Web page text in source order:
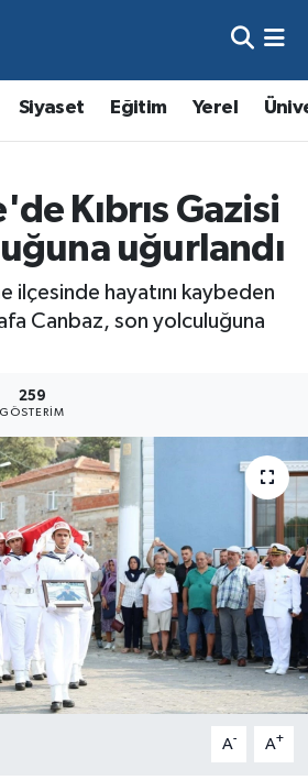
Siyaset Eğitim Yerel
Kıbrıs Gazisi
uğurlandı
ilçesinde hayatını kaybeden
Canbaz, son yolculuğuna
259
GÖSTERIM
A- A+
Durumu ve Fikstür